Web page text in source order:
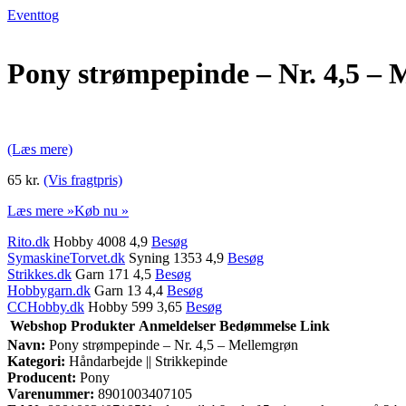
Eventtog
Pony strømpepinde – Nr. 4,5 –
(Læs mere)
65 kr. (Vis fragtpris)
Læs mere »Køb nu »
Rito.dk Hobby 4008 4,9 Besøg
SymaskineTorvet.dk Syning 1353 4,9 Besøg
Strikkes.dk Garn 171 4,5 Besøg
Hobbygarn.dk Garn 13 4,4 Besøg
CCHobby.dk Hobby 599 3,65 Besøg
Webshop Produkter Anmeldelser Bedømmelse Link
Navn: Pony strømpepinde – Nr. 4,5 – Mellemgrøn
Kategori: Håndarbejde || Strikkepinde
Producent: Pony
Varenummer: 8901003407105